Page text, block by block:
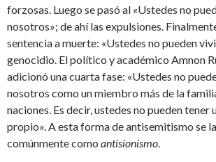
forzosas. Luego se pasó al «Ustedes no
nosotros»; de ahí las expulsiones.
sentencia a muerte: «Ustedes no pueden
genocidio. El político y académico Amnon
adicionó una cuarta fase: «Ustedes no
nosotros como un miembro más de la
naciones. Es decir, ustedes no pueden tener
propio». A esta forma de antisemitismo se
comúnmente como antisionismo